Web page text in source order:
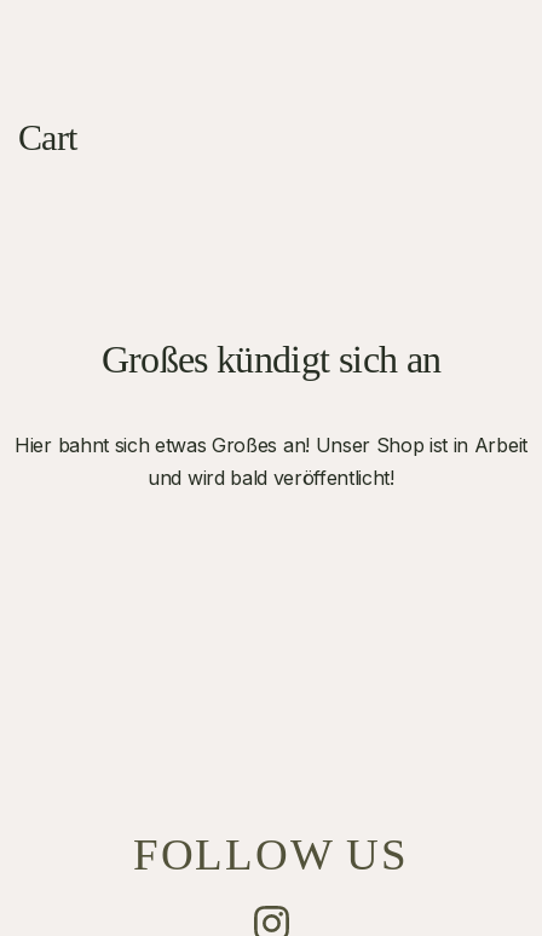
Cart
Großes kündigt sich an
Hier bahnt sich etwas Großes an! Unser Shop ist in Arbeit
und wird bald veröffentlicht!
FOLLOW US